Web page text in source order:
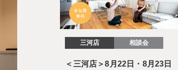
三河店 相談会
＜三河店＞8月22日・8月23日